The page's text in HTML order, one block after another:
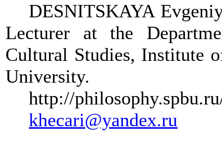
DESNITSKAYA
Lecturer at the
Cultural Studies, Institute
University.
http://
khecari@yandex.ru